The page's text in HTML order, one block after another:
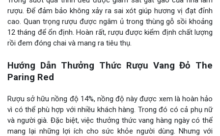
rượu. Để đảm bảo không xảy ra sai xót giúp hương vị đạt đỉnh
cao. Quan trọng rượu được ngâm ủ trong thùng gỗ sồi khoảng
12 tháng để ổn định. Hoàn rất, rượu được kiểm định chất lượng
rồi đem đóng chai và mang ra tiêu thụ.
Hướng Dẫn Thưởng Thức Rượu Vang Đỏ The
Paring Red
Rượu sở hữu nồng độ 14%, nồng độ này được xem là hoàn hảo
vì có thể phù hợp với nhiều khách hàng. Trong đó có cả phụ nữ
và người già. Đặc biệt, việc thưởng thức vang hàng ngày có thể
mang lại những lợi ích cho sức khỏe người dùng. Nhưng với